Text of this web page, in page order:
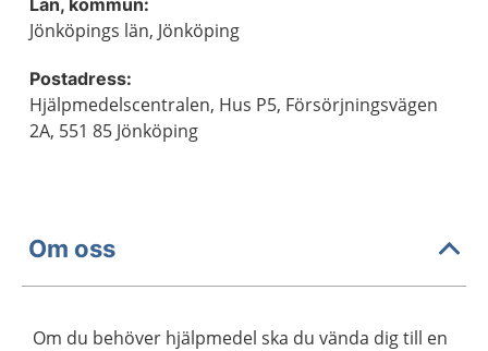
Län, kommun:
Jönköpings län, Jönköping
Postadress:
Hjälpmedelscentralen, Hus P5, Försörjningsvägen
2A, 551 85 Jönköping
Om oss
Om du behöver hjälpmedel ska du vända dig till en